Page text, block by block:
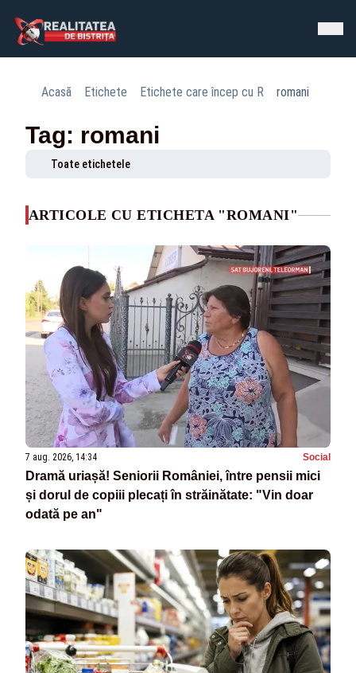
Acasă Etichete Etichete care încep cu R romani
Tag: romani
Toate etichetele
ARTICOLE CU ETICHETA "ROMANI"
7 aug. 2026, 14:34 Social
Dramă uriașă! Seniorii României, între pensii mici
și dorul de copiii plecați în străinătate: "Vin doar
odată pe an"